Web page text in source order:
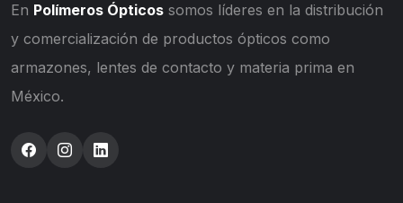
En Polímeros Ópticos somos líderes en la distribución
y comercialización de productos ópticos como
armazones, lentes de contacto y materia prima en
México.